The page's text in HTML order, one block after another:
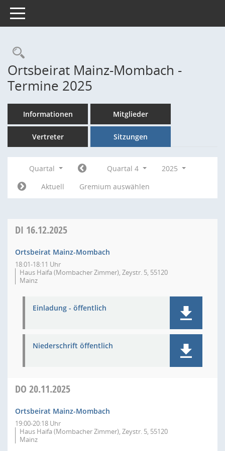
Toggle navigation
Rechercheauswahl
Ortsbeirat Mainz-Mombach -
Termine 2025
Informationen Mitglieder
Vertreter Sitzungen
Quartal Quartal 4
2025
Aktuell
Gremium auswählen
DI 16.12.2025
Ortsbeirat Mainz-Mombach
18:01-18:11 Uhr
Haus Haifa (Mombacher Zimmer), Zeystr. 5, 55120
Mainz
Einladung - öffentlich
Niederschrift öffentlich
DO 20.11.2025
Ortsbeirat Mainz-Mombach
19:00-20:18 Uhr
Haus Haifa (Mombacher Zimmer), Zeystr. 5, 55120
Mainz